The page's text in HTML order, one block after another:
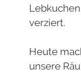
verziert.
Heute
unsere